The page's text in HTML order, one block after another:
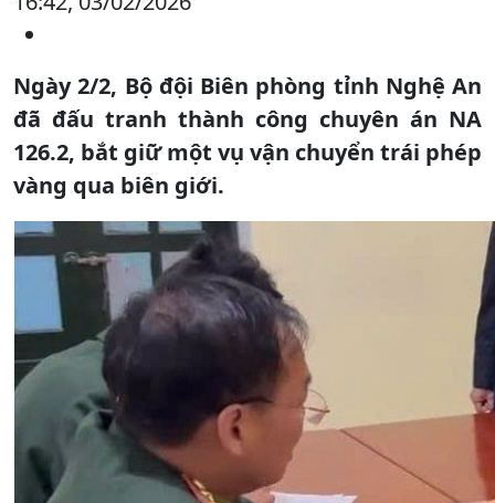
Ngày 2/2, Bộ đội Biên phòng tỉnh Nghệ An
đã đấu tranh thành công chuyên án NA
126.2, bắt giữ một vụ vận chuyển trái phép
vàng qua biên giới.